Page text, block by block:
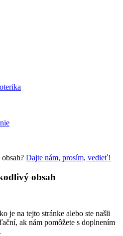
Dajte nám, prosím, vedieť!
obsah
je na tejto stránke alebo ste našli
ak nám pomôžete s doplnením